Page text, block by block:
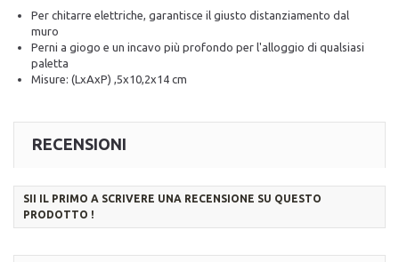
Per chitarre elettriche, garantisce il giusto distanziamento dal
muro
Perni a giogo e un incavo più profondo per l'alloggio di qualsiasi
paletta
Misure: (LxAxP) ,5x10,2x14 cm
RECENSIONI
SII IL PRIMO A SCRIVERE UNA RECENSIONE SU QUESTO
PRODOTTO !